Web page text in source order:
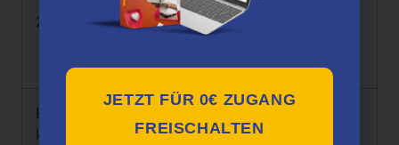
24/7 Support
Begrenzte Plätze
Exklusivität
Einige Funktionen
können Anfänger
JETZT FÜR 0€ ZUGANG
FREISCHALTEN